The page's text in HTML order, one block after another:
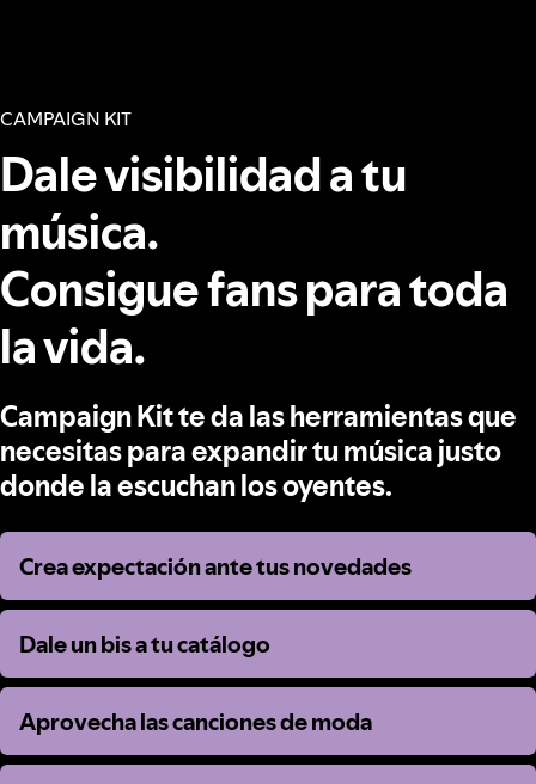
CAMPAIGN KIT
Dale visibilidad a tu
música.
Consigue fans para toda
la vida.
Campaign Kit te da las herramientas que
necesitas para expandir tu música justo
donde la escuchan los oyentes.
Crea expectación ante tus novedades
Crea expectación ante tus novedades
Dale un bis a tu catálogo
Dale un bis a tu catálogo
Aprovecha las canciones de moda
Aprovecha las canciones de moda